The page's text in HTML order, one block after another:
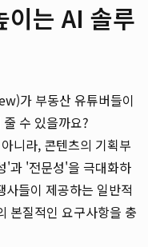
이는 AI 솔루
가 부동산 유튜버들이
수 있을까요?
니라, 콘텐츠의 기획부
'과 '전문성'을 극대화하
들이 제공하는 일반적
본질적인 요구사항을 충